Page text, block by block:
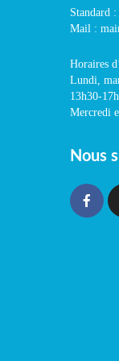
Standard
Mail :
Horaires
Lundi,
13h30-17h
Mercredi
Nous